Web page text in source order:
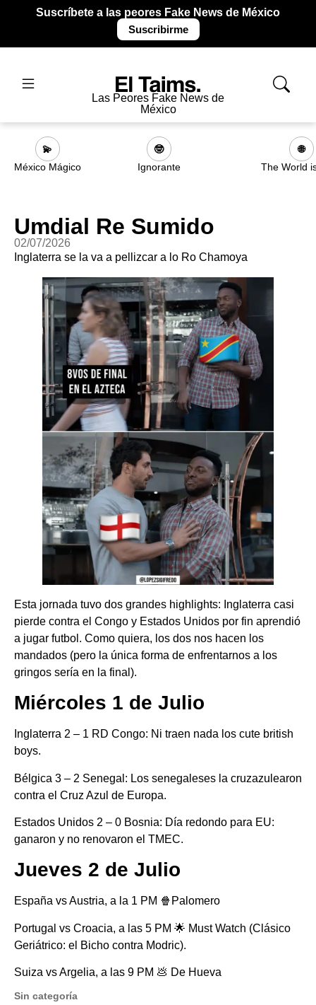
Suscríbete a las peores Fake News de México
Suscribirme
Las Peores Fake News de
México
💫
México Mágico
🤓
Ignorante
🌐
The World
Umdial Re Sumido
02/07/2026
Inglaterra se la va a pellizcar a lo Ro Chamoya
Esta jornada tuvo dos grandes highlights: Inglaterra casi
pierde contra el Congo y Estados Unidos por fin aprendió
a jugar futbol. Como quiera, los dos nos hacen los
mandados (pero la única forma de enfrentarnos a los
gringos sería en la final).
Miércoles 1 de Julio
Inglaterra 2 – 1 RD Congo: Ni traen nada los cute british
boys.
Bélgica 3 – 2 Senegal: Los senegaleses la cruzazulearon
contra el Cruz Azul de Europa.
Estados Unidos 2 – 0 Bosnia: Día redondo para EU:
ganaron y no renovaron el TMEC.
Jueves 2 de Julio
España vs Austria, a la 1 PM 🍿Palomero
Portugal vs Croacia, a las 5 PM 🌟 Must Watch (Clásico
Geriátrico: el Bicho contra Modric).
Suiza vs Argelia, a las 9 PM 💩 De Hueva
Sin categoría